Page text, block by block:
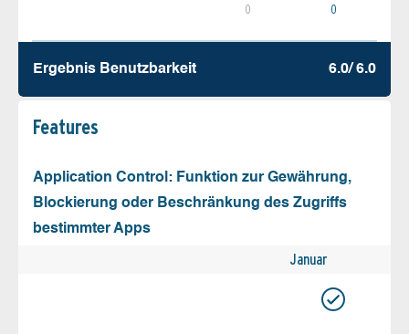
0 0
Ergebnis Benutz­barkeit 6.0/ 6.0
Features
Application Control: Funktion zur Gewährung,
Blockierung oder Beschränkung des Zugriffs
bestimmter Apps
Januar